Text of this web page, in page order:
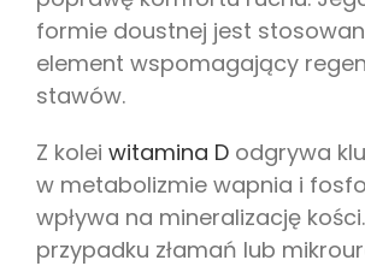
formie doustnej jest
element wspomagający
stawów.
Z kolei witamina D odgrywa
w metabolizmie wapnia i
wpływa na mineralizację
przypadku złamań lub